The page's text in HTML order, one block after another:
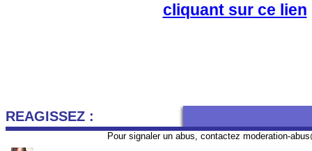
cliquant sur ce lien
REAGISSEZ :
Pour signaler un abus, contactez moderation-